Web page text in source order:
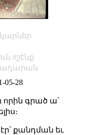
շէնք
05-28
գրած ա՝
քանդման եւ